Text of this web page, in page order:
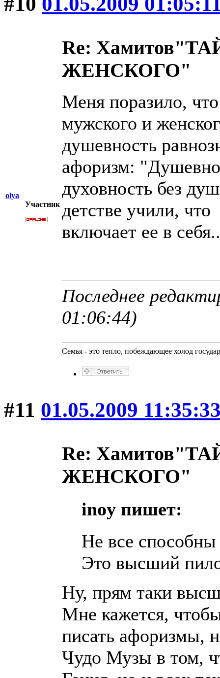
olya
Участник
Re:
ЖЕНСКОГО"
Меня поразило,
мужского и
душевность
афоризм:
духовность без
детстве учили,
включает ее в
Последнее
01:06:44)
Семья - это тепло, побеждающее холод
#11 01.05.2009
Re:
ЖЕНСКОГО"
inoy пишет:
Не все
Это высший
Ну, прям таки
Мне кажется,
писать афоризмы,
Чудо Музы в том,